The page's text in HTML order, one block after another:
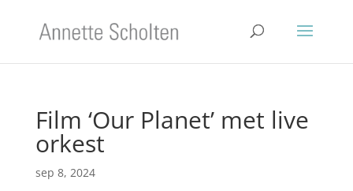
Film ‘Our Planet’ met live
orkest
sep 8, 2024